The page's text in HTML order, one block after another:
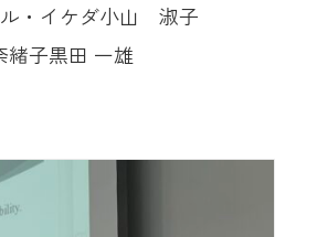
・イケダ小山 淑子
緒子黒田 一雄